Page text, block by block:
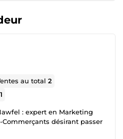
au total2
: expert en Marketing
désirant passer